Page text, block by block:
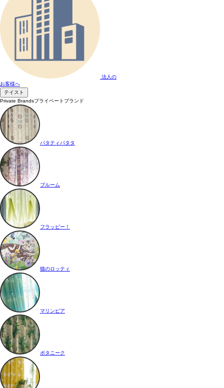
法人の
お客様へ
テイスト
Private Brandsプライベートブランド
パタティパタタ
ブルーム
フラッピー！
猫のロッティ
マリンピア
ボタニーク